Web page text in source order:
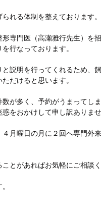
れる体制を整えております。
専門医（高瀬雅行先生）を
行なっております。
説明を行ってくれるため、
だけると思います。
が多く、予約がうまってしま
をおかけして申し訳ありませ
月曜日の月に２回へ専門外
とがあればお気軽にご相談く